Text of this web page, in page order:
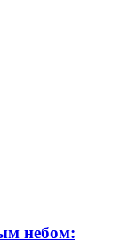
небом: